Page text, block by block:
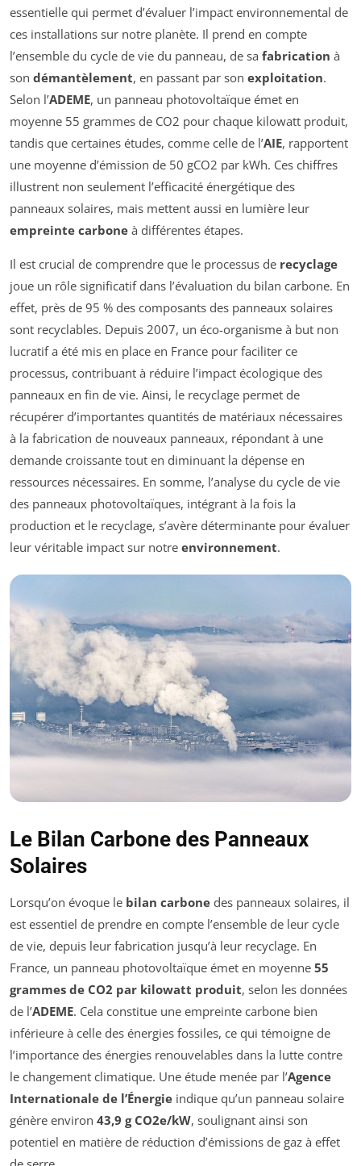
essentielle qui permet d’évaluer l’impact environnemental de
ces installations sur notre planète. Il prend en compte
l’ensemble du cycle de vie du panneau, de sa fabrication à
son démantèlement, en passant par son exploitation.
Selon l’ADEME, un panneau photovoltaïque émet en
moyenne 55 grammes de CO2 pour chaque kilowatt produit,
tandis que certaines études, comme celle de l’AIE, rapportent
une moyenne d’émission de 50 gCO2 par kWh. Ces chiffres
illustrent non seulement l’efficacité énergétique des
panneaux solaires, mais mettent aussi en lumière leur
empreinte carbone à différentes étapes.
Il est crucial de comprendre que le processus de recyclage
joue un rôle significatif dans l’évaluation du bilan carbone. En
effet, près de 95 % des composants des panneaux solaires
sont recyclables. Depuis 2007, un éco-organisme à but non
lucratif a été mis en place en France pour faciliter ce
processus, contribuant à réduire l’impact écologique des
panneaux en fin de vie. Ainsi, le recyclage permet de
récupérer d’importantes quantités de matériaux nécessaires
à la fabrication de nouveaux panneaux, répondant à une
demande croissante tout en diminuant la dépense en
ressources nécessaires. En somme, l’analyse du cycle de vie
des panneaux photovoltaïques, intégrant à la fois la
production et le recyclage, s’avère déterminante pour évaluer
leur véritable impact sur notre environnement.
Le Bilan Carbone des Panneaux
Solaires
Lorsqu’on évoque le bilan carbone des panneaux solaires, il
est essentiel de prendre en compte l’ensemble de leur cycle
de vie, depuis leur fabrication jusqu’à leur recyclage. En
France, un panneau photovoltaïque émet en moyenne 55
grammes de CO2 par kilowatt produit, selon les données
de l’ADEME. Cela constitue une empreinte carbone bien
inférieure à celle des énergies fossiles, ce qui témoigne de
l’importance des énergies renouvelables dans la lutte contre
le changement climatique. Une étude menée par l’Agence
Internationale de l’Énergie indique qu’un panneau solaire
génère environ 43,9 g CO2e/kW, soulignant ainsi son
potentiel en matière de réduction d’émissions de gaz à effet